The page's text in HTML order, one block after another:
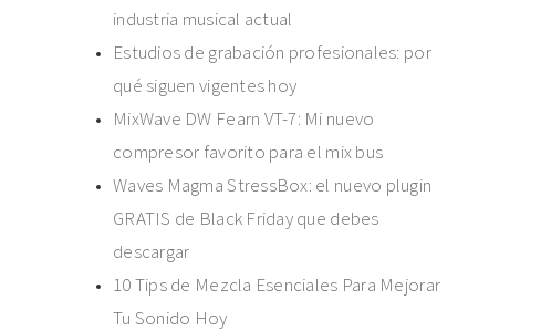
industria musical actual
Estudios de grabación profesionales: por
qué siguen vigentes hoy
MixWave DW Fearn VT-7: Mi nuevo
compresor favorito para el mix bus
Waves Magma StressBox: el nuevo plugin
GRATIS de Black Friday que debes
descargar
10 Tips de Mezcla Esenciales Para Mejorar
Tu Sonido Hoy